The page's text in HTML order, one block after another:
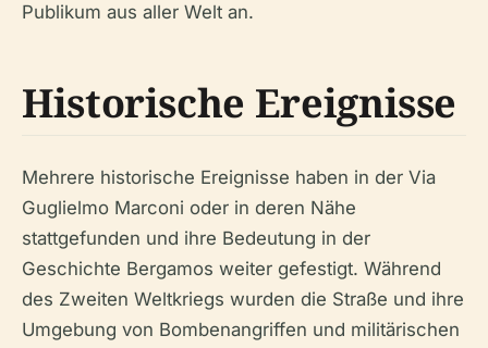
Publikum aus aller Welt an.
Historische Ereignisse
Mehrere historische Ereignisse haben in der Via
Guglielmo Marconi oder in deren Nähe
stattgefunden und ihre Bedeutung in der
Geschichte Bergamos weiter gefestigt. Während
des Zweiten Weltkriegs wurden die Straße und ihre
Umgebung von Bombenangriffen und militärischen